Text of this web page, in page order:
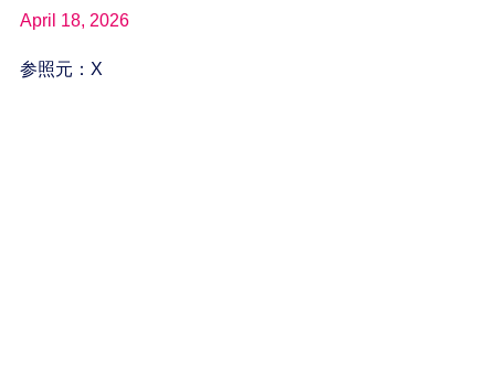
April 18, 2026
参照元：X